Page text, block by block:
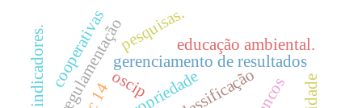
classificação
gerenciamento de resultados
regulamentaçãopesquisas.
oscip
educação ambiental.
cooperativas